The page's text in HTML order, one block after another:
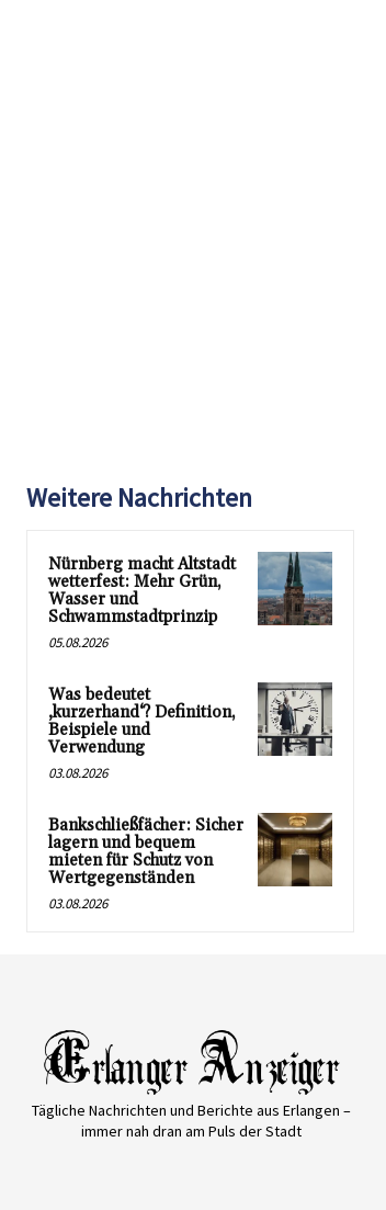
Weitere Nachrichten
Nürnberg macht Altstadt
wetterfest: Mehr Grün,
Wasser und
Schwammstadtprinzip
05.08.2026
Was bedeutet
‚kurzerhand‘? Definition,
Beispiele und
Verwendung
03.08.2026
Bankschließfächer: Sicher
lagern und bequem
mieten für Schutz von
Wertgegenständen
03.08.2026
Tägliche Nachrichten und Berichte aus Erlangen –
immer nah dran am Puls der Stadt